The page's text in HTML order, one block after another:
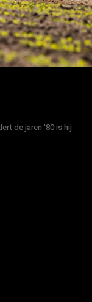
de jaren '80 is hij